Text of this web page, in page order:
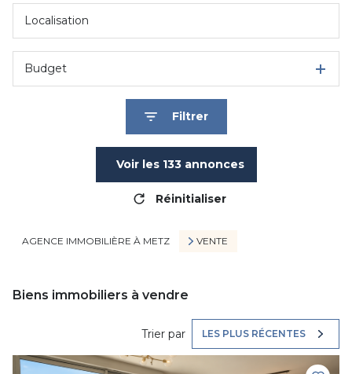
Budget
Filtrer
Voir les 133annonces
Réinitialiser
AGENCE IMMOBILIÈRE À METZ VENTE
Biens immobiliers à vendre
Trier par LES PLUS RÉCENTES